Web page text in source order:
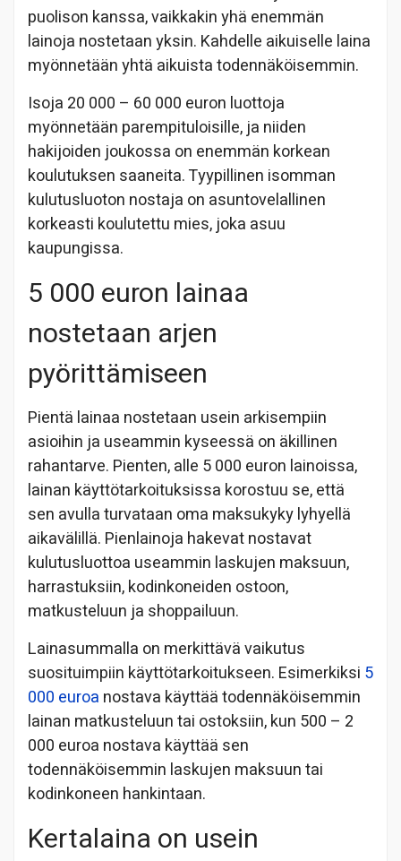
puolison kanssa, vaikkakin yhä enemmän
lainoja nostetaan yksin. Kahdelle aikuiselle laina
myönnetään yhtä aikuista todennäköisemmin.
Isoja 20 000 – 60 000 euron luottoja
myönnetään parempituloisille, ja niiden
hakijoiden joukossa on enemmän korkean
koulutuksen saaneita. Tyypillinen isomman
kulutusluoton nostaja on asuntovelallinen
korkeasti koulutettu mies, joka asuu
kaupungissa.
5 000 euron lainaa
nostetaan arjen
pyörittämiseen
Pientä lainaa nostetaan usein arkisempiin
asioihin ja useammin kyseessä on äkillinen
rahantarve. Pienten, alle 5 000 euron lainoissa,
lainan käyttötarkoituksissa korostuu se, että
sen avulla turvataan oma maksukyky lyhyellä
aikavälillä. Pienlainoja hakevat nostavat
kulutusluottoa useammin laskujen maksuun,
harrastuksiin, kodinkoneiden ostoon,
matkusteluun ja shoppailuun.
Lainasummalla on merkittävä vaikutus
suosituimpiin käyttötarkoitukseen. Esimerkiksi 5
000 euroa nostava käyttää todennäköisemmin
lainan matkusteluun tai ostoksiin, kun 500 – 2
000 euroa nostava käyttää sen
todennäköisemmin laskujen maksuun tai
kodinkoneen hankintaan.
Kertalaina on usein